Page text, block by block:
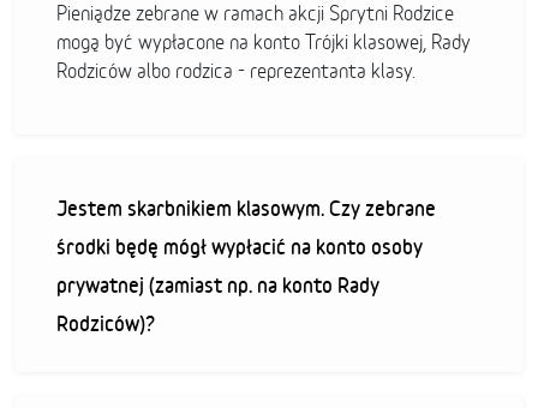
Pieniądze zebrane w ramach akcji Sprytni Rodzice
mogą być wypłacone na konto Trójki klasowej, Rady
Rodziców albo rodzica - reprezentanta klasy.
Jestem skarbnikiem klasowym. Czy zebrane
środki będę mógł wypłacić na konto osoby
prywatnej (zamiast np. na konto Rady
Rodziców)?